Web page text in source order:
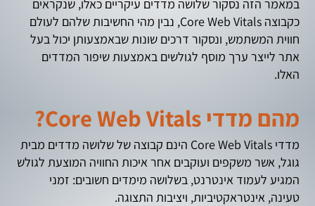
במאמר הזה נסקור שלושה מדדים עיקריים כאלו, שנקראים
כקבוצה Core Web Vitals, נבין מהי החשיבות שלהם לעולם
חווית המשתמש, ונסקור דרכים שונות שבאמצעותן יכול בעל
אתר לייצר ערך מוסף לגולשים באמצעות שיפור המדדים
האלו.
מהם מדדי Core Web Vitals?
מדדי Core Web Vitals הינם קבוצה של שלושה מדדים מבית
גוגל, אשר משקפים ועוקבים אחר איכות החוויה המוצעת לגולש
המגיע לעמוד אינטרנט, בשלושה מימדים חשובים: זמני
טעינה, אינטראקטיביות, ויציבות התצוגה.